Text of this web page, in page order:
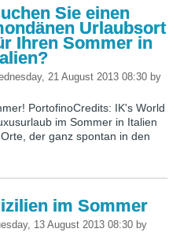
Sie einen
Urlaubsort
Ihren Sommer in
21 August 2013 08:30 by
PortofinoCredits: IK's World
im Sommer in Italien
der ganz spontan in den
im Sommer
13 August 2013 08:30 by